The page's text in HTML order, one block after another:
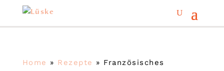
Home » Rezepte » Französisches